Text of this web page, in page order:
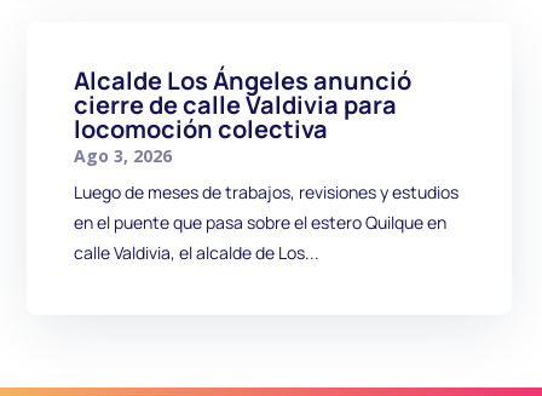
Alcalde Los Ángeles anunció
cierre de calle Valdivia para
locomoción colectiva
Ago 3, 2026
Luego de meses de trabajos, revisiones y estudios
en el puente que pasa sobre el estero Quilque en
calle Valdivia, el alcalde de Los...